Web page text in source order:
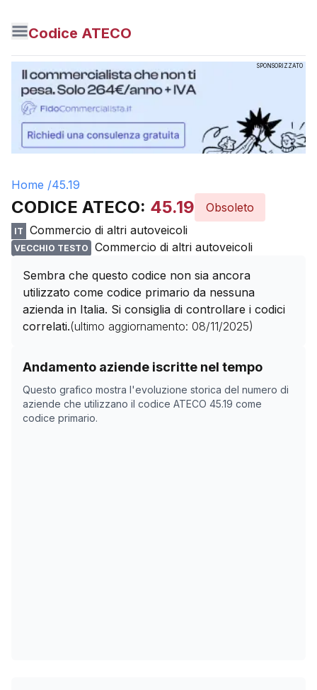
Codice ATECO
SPONSORIZZATO
Home /45.19
CODICE ATECO: 45.19 Obsoleto
IT Commercio di altri autoveicoli
VECCHIO TESTO
Commercio di altri autoveicoli
Sembra che questo codice non sia ancora
utilizzato come codice primario da nessuna
azienda in Italia. Si consiglia di controllare i codici
correlati.(ultimo aggiornamento: 08/11/2025)
Andamento aziende iscritte nel tempo
Questo grafico mostra l'evoluzione storica del numero di
aziende che utilizzano il codice ATECO 45.19 come
codice primario.
Storico numero di aziende con codice ATECO
Data rilevazione
06/04/2025
1
15/05/2025